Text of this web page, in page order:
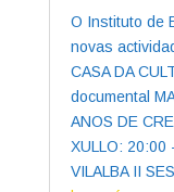
O Instituto de
novas
CASA DA
documental
ANOS DE
XULLO: 20:00
VILALBA II